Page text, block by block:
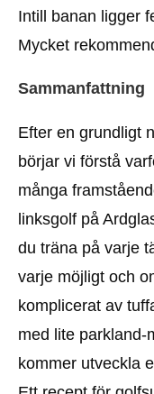
Intill banan ligger
Mycket
Sammanfattning
Efter en grundligt
börjar vi förstå
många
linksgolf på
du träna på varje
varje möjligt och
komplicerat av
med lite parkland-
kommer utveckla